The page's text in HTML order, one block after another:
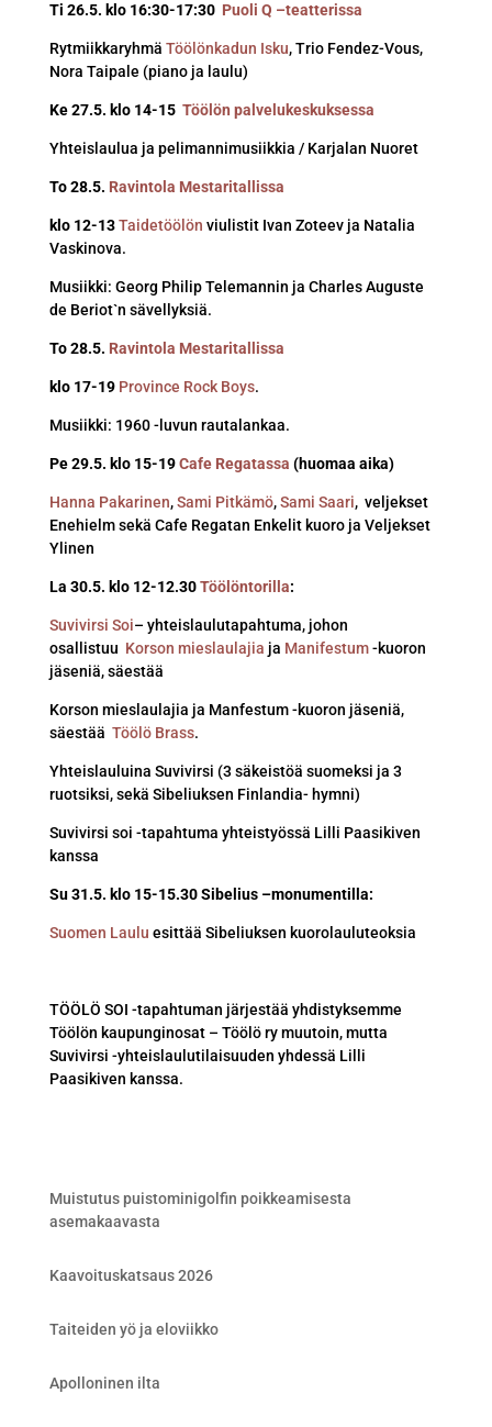
Ti 26.5. klo 16:30-17:30 Puoli Q –teatterissa
Rytmiikkaryhmä Töölönkadun Isku, Trio Fendez-Vous,
Nora Taipale (piano ja laulu)
Ke 27.5. klo 14-15 Töölön palvelukeskuksessa
Yhteislaulua ja pelimannimusiikkia / Karjalan Nuoret
To 28.5. Ravintola Mestaritallissa
klo 12-13Taidetöölön viulistit Ivan Zoteev ja Natalia
Vaskinova.
Musiikki: Georg Philip Telemannin ja Charles Auguste
de Beriot`n sävellyksiä.
To 28.5. Ravintola Mestaritallissa
klo 17-19 Province Rock Boys.
Musiikki: 1960 -luvun rautalankaa.
Pe 29.5. klo 15-19 Cafe Regatassa (huomaa aika)
Hanna Pakarinen,Sami Pitkämö,Sami Saari, veljekset
Enehielm sekä Cafe Regatan Enkelit kuoro ja Veljekset
Ylinen
La 30.5. klo 12-12.30Töölöntorilla:
Suvivirsi Soi– yhteislaulutapahtuma, johon
osallistuu Korson mieslaulajia ja Manifestum-kuoron
jäseniä, säestää
Korson mieslaulajia ja Manfestum -kuoron jäseniä,
säestää Töölö Brass.
Yhteislauluina Suvivirsi (3 säkeistöä suomeksi ja 3
ruotsiksi, sekä Sibeliuksen Finlandia- hymni)
Suvivirsi soi -tapahtuma yhteistyössä Lilli Paasikiven
kanssa
Su 31.5. klo 15-15.30 Sibelius –monumentilla:
Suomen Laulu esittää Sibeliuksen kuorolauluteoksia
TÖÖLÖ SOI -tapahtuman järjestää yhdistyksemme
Töölön kaupunginosat – Töölö ry muutoin, mutta
Suvivirsi -yhteislaulutilaisuuden yhdessä Lilli
Paasikiven kanssa.
Muistutus puistominigolfin poikkeamisesta
asemakaavasta
Kaavoituskatsaus 2026
Taiteiden yö ja eloviikko
Apolloninen ilta